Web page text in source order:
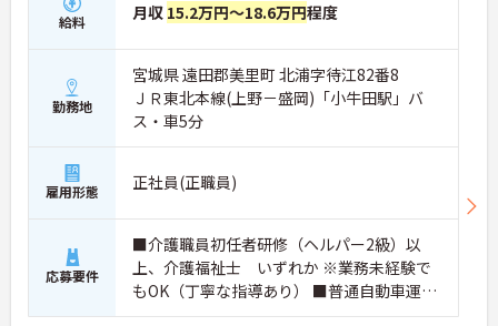
給料 月収 15.2万円～18.6万円程度
勤務地
宮城県 遠田郡美里町 北浦字待江82番8
ＪＲ東北本線(上野－盛岡)「小牛田駅」バ
ス・車5分
雇用形態 正社員(正職員)
応募要件
■介護職員初任者研修（ヘルパー2級）以
上、介護福祉士 いずれか ※業務未経験で
もOK（丁寧な指導あり） ■普通自動車運転
免許（AT限定可）：あれば尚可